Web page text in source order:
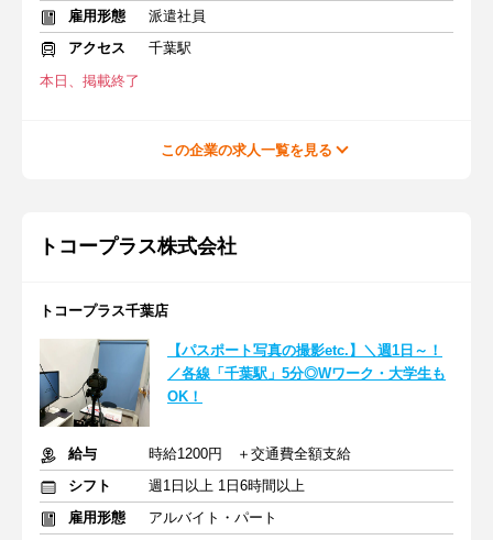
雇用形態
派遣社員
アクセス
千葉駅
本日、掲載終了
この企業の求人一覧を見る
トコープラス株式会社
トコープラス千葉店
【パスポート写真の撮影etc.】＼週1日～！
／各線「千葉駅」5分◎Wワーク・大学生も
OK！
給与
時給1200円 ＋交通費全額支給
シフト
週1日以上 1日6時間以上
雇用形態
アルバイト・パート